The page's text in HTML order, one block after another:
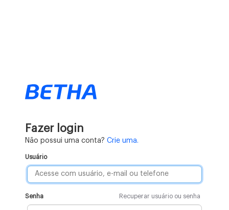
Fazer login
Não possui uma conta? Crie uma.
Usuário
Senha Recuperar usuário ou senha